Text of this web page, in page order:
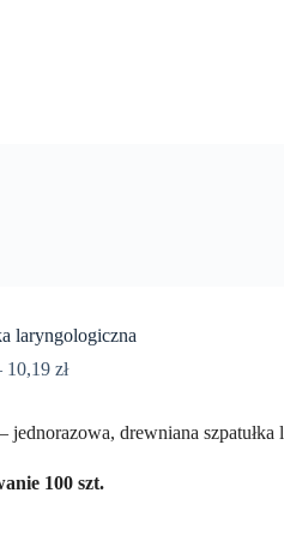
laryngologiczna
10,19 zł
– jednorazowa, drewniana szpatułka
100 szt.